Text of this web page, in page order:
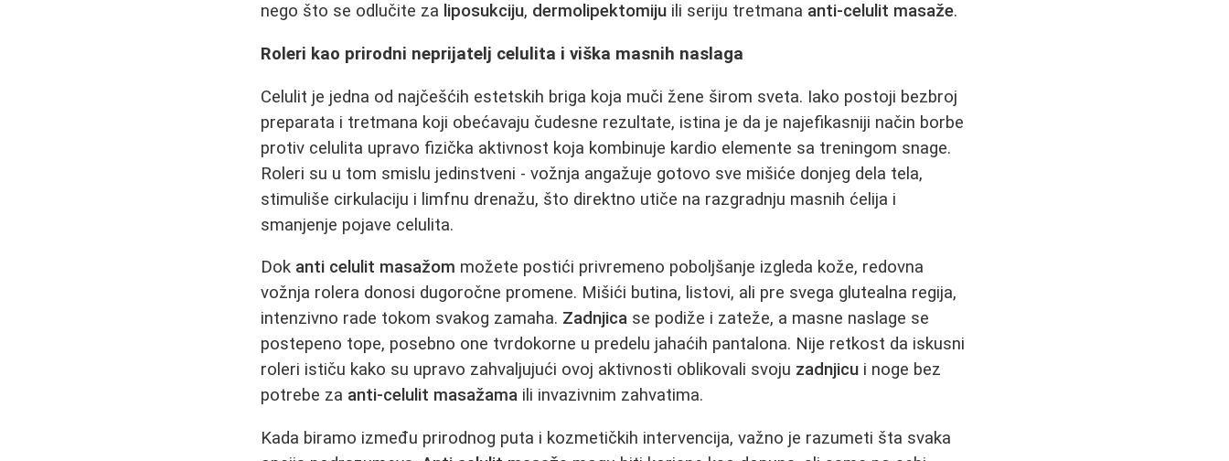
nego što se odlučite za liposukciju, dermolipektomiju ili seriju tretmana anti-celulit masaže.
Roleri kao prirodni neprijatelj celulita i viška masnih naslaga
Celulit je jedna od najčešćih estetskih briga koja muči žene širom sveta. Iako postoji bezbroj
preparata i tretmana koji obećavaju čudesne rezultate, istina je da je najefikasniji način borbe
protiv celulita upravo fizička aktivnost koja kombinuje kardio elemente sa treningom snage.
Roleri su u tom smislu jedinstveni - vožnja angažuje gotovo sve mišiće donjeg dela tela,
stimuliše cirkulaciju i limfnu drenažu, što direktno utiče na razgradnju masnih ćelija i
smanjenje pojave celulita.
Dok anti celulit masažom možete postići privremeno poboljšanje izgleda kože, redovna
vožnja rolera donosi dugoročne promene. Mišići butina, listovi, ali pre svega glutealna regija,
intenzivno rade tokom svakog zamaha. Zadnjica se podiže i zateže, a masne naslage se
postepeno tope, posebno one tvrdokorne u predelu jahaćih pantalona. Nije retkost da iskusni
roleri ističu kako su upravo zahvaljujući ovoj aktivnosti oblikovali svoju zadnjicu i noge bez
potrebe za anti-celulit masažama ili invazivnim zahvatima.
Kada biramo između prirodnog puta i kozmetičkih intervencija, važno je razumeti šta svaka